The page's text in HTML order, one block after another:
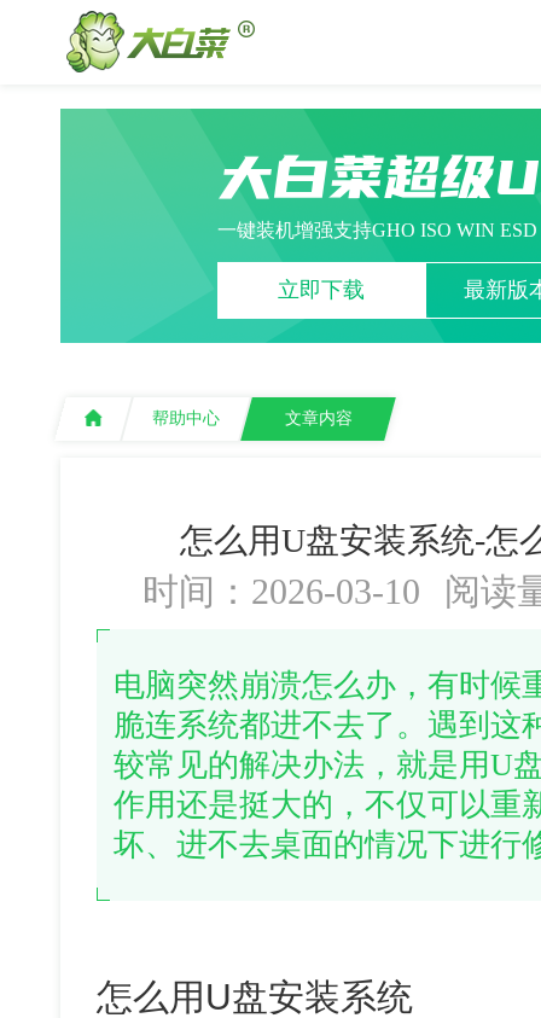
大白菜超级
一键装机增强支持GHO ISO WIN
立即下载 最新版
帮助中心 文章内容
怎么用U盘安装系统-怎
时间：2026-03-10 阅读
电脑突然崩溃怎么办，有时候
脆连系统都进不去了。遇到这
较常见的解决办法，就是用U
作用还是挺大的，不仅可以重
坏、进不去桌面的情况下进行
怎么用U盘安装系统